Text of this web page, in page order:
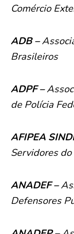
Comércio
ADB –
Brasileiros
ADPF –
de Polícia
AFIPEA
Servidores do
ANADEF –
Defensores